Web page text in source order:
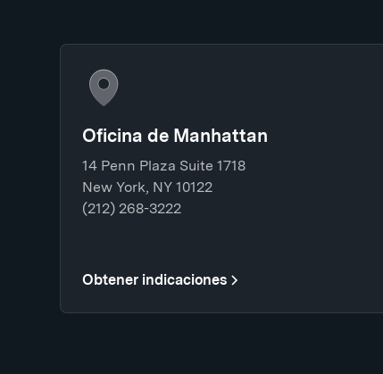
Oficina de Manhattan
14 Penn Plaza Suite 1718
New York, NY 10122
(212) 268-3222
Obtener indicaciones